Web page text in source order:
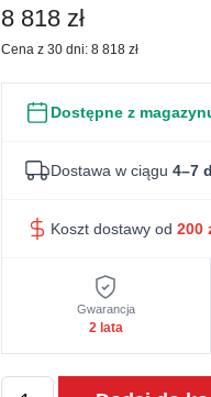
z
5
8 818 zł
Cena z 30 dni: 8 818 zł
Dostępne z
Dostawa w ciągu 4–7
Koszt dostawy od 200
Gwarancja
2 lata
ilość